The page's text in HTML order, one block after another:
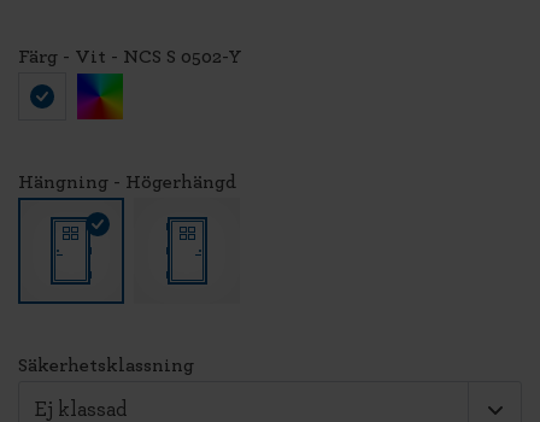
Färg - Vit - NCS S 0502-Y
Hängning - Högerhängd
Säkerhetsklassning